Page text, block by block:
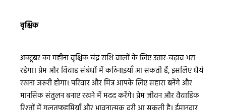
वृश्चिक
अक्टूबर का महीना वृश्चिक चंद्र राशि वालों के लिए उतार-चढ़ाव भरा
रहेगा। प्रेम और विवाह संबंधों में कठिनाइयाँ आ सकती हैं, इसलिए धैर्य
रखना जरूरी होगा। परिवार और मित्र आपके लिए सहारा बनेंगे और
मानसिक संतुलन बनाए रखने में मदद करेंगे। प्रेम जीवन और वैवाहिक